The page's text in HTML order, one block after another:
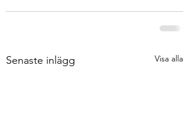
Senaste inlägg Visa alla